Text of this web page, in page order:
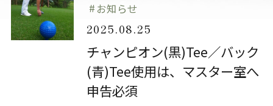
2025.08.25
お知らせ
チャンピオン(黒)Tee／バック
(青)Tee使用は、マスター室へ
申告必須